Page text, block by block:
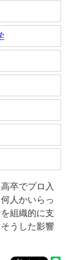
卒でプロ入
人かいらっ
組織的に支
うした影響